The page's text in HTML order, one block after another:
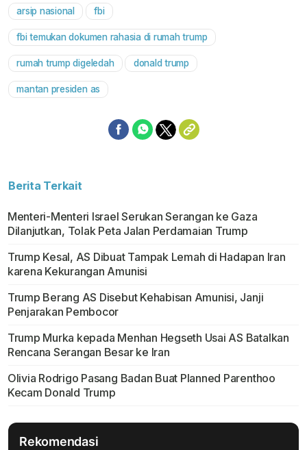
arsip nasional fbi
fbi temukan dokumen rahasia di rumah trump
rumah trump digeledah donald trump
mantan presiden as
Berita Terkait
Menteri-Menteri Israel Serukan Serangan ke Gaza
Dilanjutkan, Tolak Peta Jalan Perdamaian Trump
Trump Kesal, AS Dibuat Tampak Lemah di Hadapan Iran
karena Kekurangan Amunisi
Trump Berang AS Disebut Kehabisan Amunisi, Janji
Penjarakan Pembocor
Trump Murka kepada Menhan Hegseth Usai AS Batalkan
Rencana Serangan Besar ke Iran
Olivia Rodrigo Pasang Badan Buat Planned Parenthoo
Kecam Donald Trump
Rekomendasi